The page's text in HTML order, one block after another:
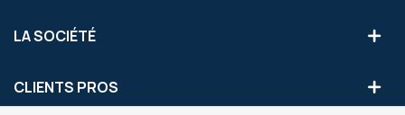
LA SOCIÉTÉ
CLIENTS PROS